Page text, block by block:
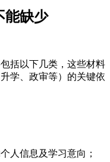
能缺少
括以下几类，这些材料
学、政审等）的关键依
人信息及学习意向；